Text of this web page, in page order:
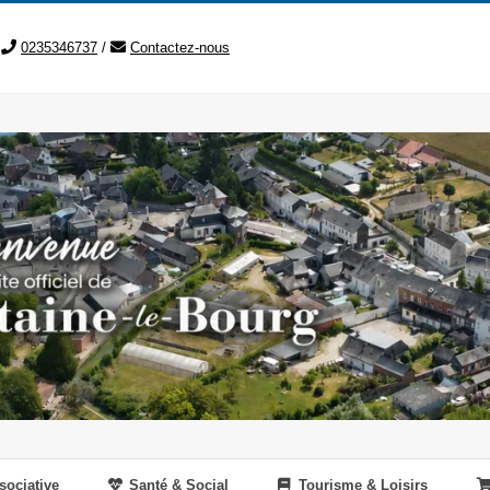
0235346737 / Contactez-nous
Santé & Social Tourisme & Loisirs